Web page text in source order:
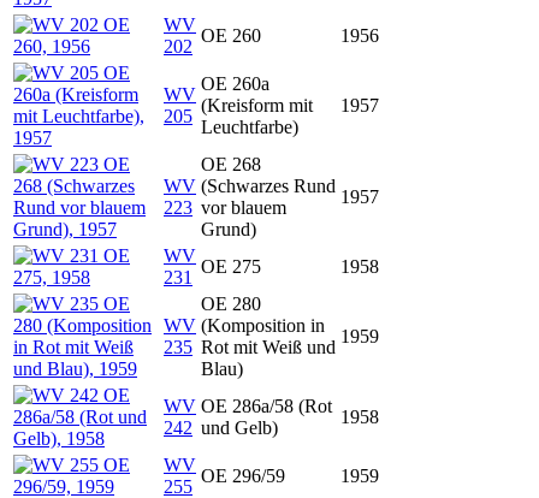
WV
202
OE 260 1956
WV
205
OE 260a
(Kreisform mit
Leuchtfarbe)
1957
WV
223
OE 268
(Schwarzes Rund
vor blauem
Grund)
1957
WV
231
OE 275 1958
WV
235
OE 280
(Komposition in
Rot mit Weiß und
Blau)
1959
WV
242
OE 286a/58 (Rot
und Gelb)
1958
WV
255
OE 296/59
1959